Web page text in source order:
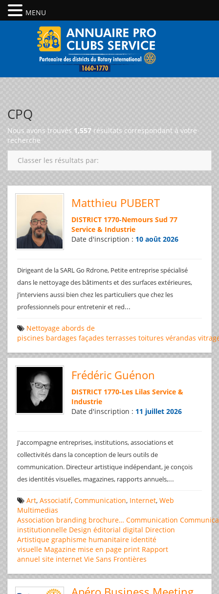
CPQ
Nous avons trouvés 1,557 résultats correspondant à votre
recherche
Classer les résultats par:
Matthieu PUBERT
DISTRICT 1770-Nemours Sud 77
Service & Industrie
Date d'inscription : 10 août 2026
Dirigeant de la SARL Go Rdrone, Petite entreprise spécialisé
dans le nettoyage des bâtiments et des surfaces extérieures,
j’interviens aussi bien chez les particuliers que chez les
professionnels pour entretenir et red...
Nettoyage abords de
piscines bardages façades terrasses toitures vérandas
Frédéric Guénon
DISTRICT 1770-Les Lilas Service &
Industrie
Date d'inscription : 11 juillet 2026
J'accompagne entreprises, institutions, associations et
collectivités dans la conception de leurs outils de
communication. Directeur artistique indépendant, je conçois
des identités visuelles, magazines, rapports annuels,...
Art, Associatif, Communication, Internet, Web
Multimedias
Association branding brochure… Communication
institutionnelle Design éditorial digital Direction
Artistique graphisme humanitaire identité
visuelle Magazine mise en page print Rapport
annuel site internet Vie Sans Frontières
MENU